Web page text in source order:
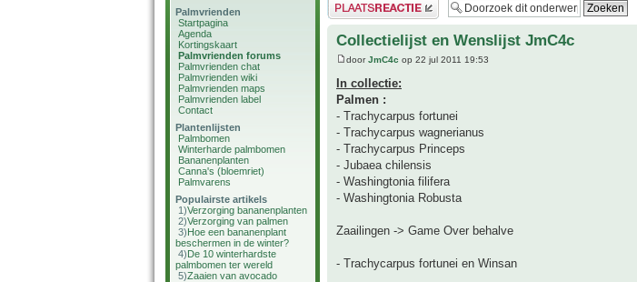
Palmvrienden
Startpagina
Agenda
Kortingskaart
Palmvrienden forums
Palmvrienden chat
Palmvrienden wiki
Palmvrienden maps
Palmvrienden label
Contact
Plantenlijsten
Palmbomen
Winterharde palmbomen
Bananenplanten
Canna's (bloemriet)
Palmvarens
Populairste artikels
1)Verzorging bananenplanten
2)Verzorging van palmen
3)Hoe een bananenplant
beschermen in de winter?
4)De 10 winterhardste
palmbomen ter wereld
5)Zaaien van avocado
Collectielijst en Wenslijst JmC4c
doorJmC4c op 22 jul 2011 19:53
In collectie:
Palmen :
- Trachycarpus fortunei
- Trachycarpus wagnerianus
- Trachycarpus Princeps
- Jubaea chilensis
- Washingtonia filifera
- Washingtonia Robusta
Zaailingen -> Game Over behalve
- Trachycarpus fortunei en Winsan